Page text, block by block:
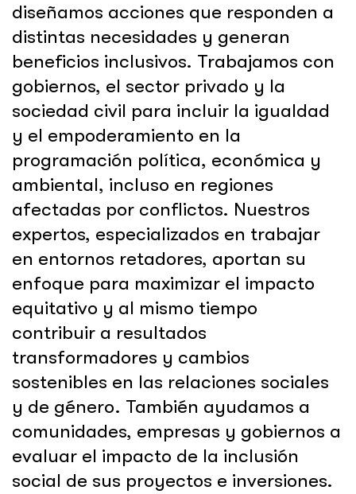
diseñamos acciones que responden a
distintas necesidades y generan
beneficios inclusivos. Trabajamos con
gobiernos, el sector privado y la
sociedad civil para incluir la igualdad
y el empoderamiento en la
programación política, económica y
ambiental, incluso en regiones
afectadas por conflictos. Nuestros
expertos, especializados en trabajar
en entornos retadores, aportan su
enfoque para maximizar el impacto
equitativo y al mismo tiempo
contribuir a resultados
transformadores y cambios
sostenibles en las relaciones sociales
y de género. También ayudamos a
comunidades, empresas y gobiernos a
evaluar el impacto de la inclusión
social de sus proyectos e inversiones.